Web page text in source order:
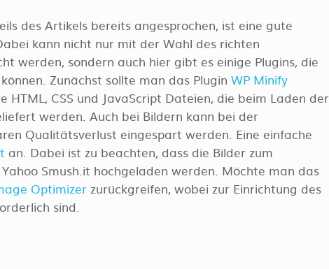
des Artikels bereits angesprochen, ist eine gute
kann nicht nur mit der Wahl des richten
werden, sondern auch hier gibt es einige Plugins, die
Zunächst sollte man das Plugin WP Minify
HTML, CSS und JavaScript Dateien, die beim Laden der
werden. Auch bei Bildern kann bei der
Qualitätsverlust eingespart werden. Eine einfache
an. Dabei ist zu beachten, dass die Bilder zum
Smush.it hochgeladen werden. Möchte man das
Optimizerzurückgreifen, wobei zur Einrichtung des
sind.